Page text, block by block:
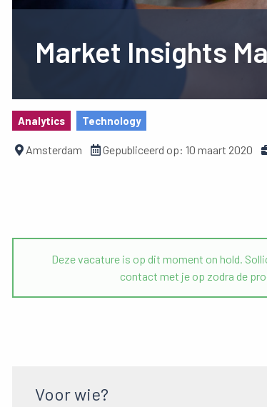
Market Insights
Analytics Technology
Amsterdam Gepubliceerd op: 10 maart 2020
Deze vacature is op dit moment on hold.
contact met je op zodra de
Voor wie?